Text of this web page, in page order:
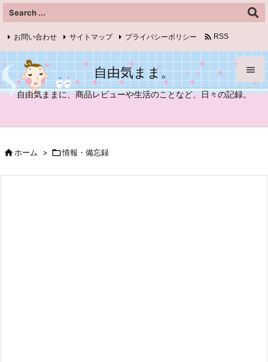
自由気まま。
自由気ままに、商品レビューや生活のことなど、日々の記録。



お問い合わせ サイトマップ プライバシーポリシー  RSS
Feedly
ホーム > 情報・備忘録